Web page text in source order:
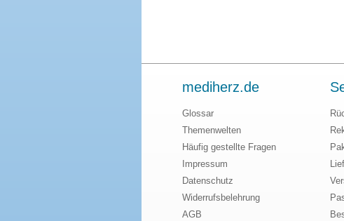
mediherz.de
Glossar
Themenwelten
Häufig gestellte Fragen
Impressum
Datenschutz
Widerrufsbelehrung
AGB